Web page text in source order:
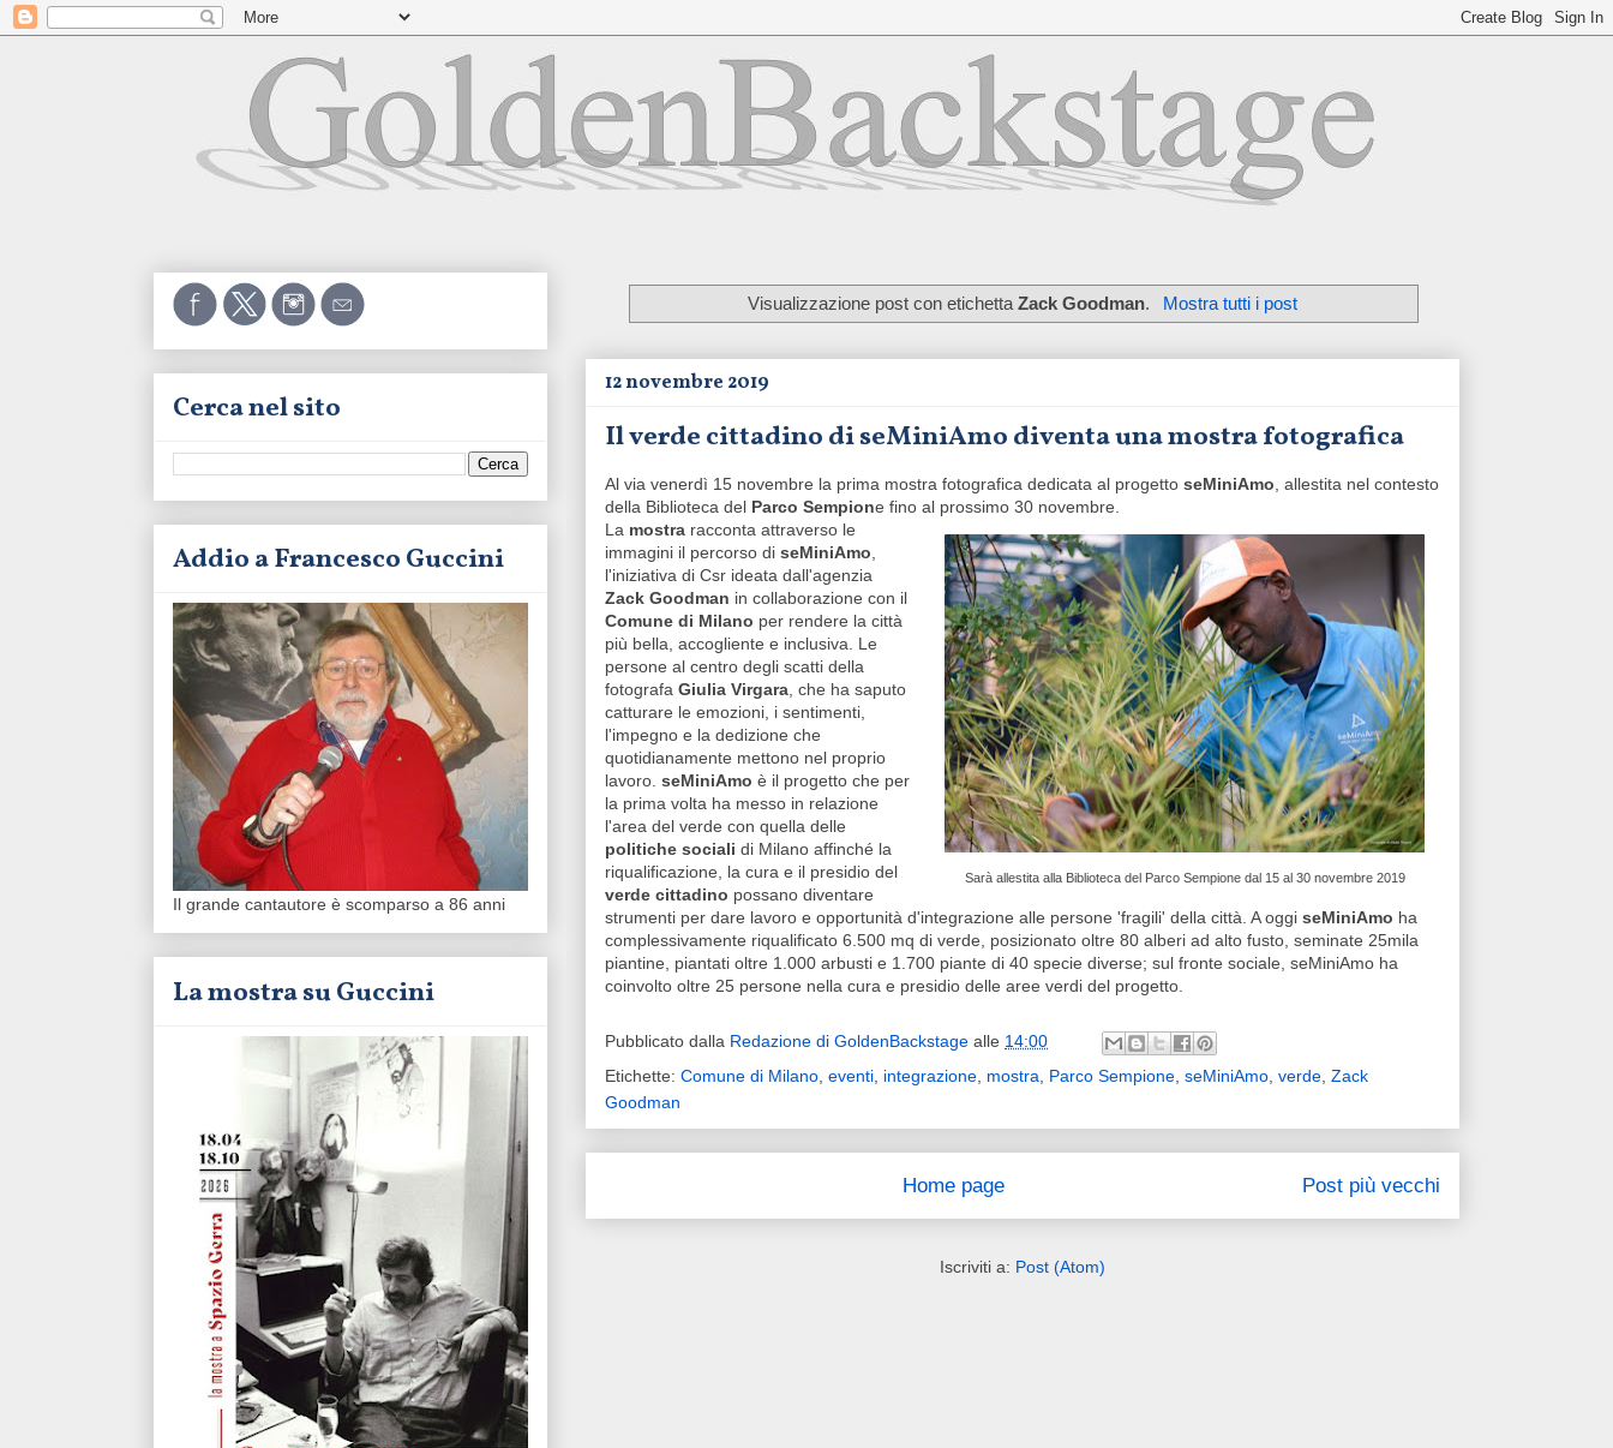
Visualizzazione post con etichettaZack Goodman. Mostra tutti i post
12 novembre 2019
Il verde cittadino di seMiniAmo diventa una mostra fotografica
Al via venerdì 15 novembre la prima mostra fotografica dedicata al progetto seMiniAmo, allestita nel contesto
della Biblioteca del Parco Sempione fino al prossimo 30 novembre.
Sarà allestita alla Biblioteca del Parco Sempione dal 15 al 30 novembre 2019
La mostra racconta attraverso le
immagini il percorso di seMiniAmo,
l'iniziativa di Csr ideata dall'agenzia
Zack Goodman in collaborazione con il
Comune di Milano per rendere la città
più bella, accogliente e inclusiva. Le
persone al centro degli scatti della
fotografa Giulia Virgara, che ha saputo
catturare le emozioni, i sentimenti,
l'impegno e la dedizione che
quotidianamente mettono nel proprio
lavoro. seMiniAmo è il progetto che per
la prima volta ha messo in relazione
l'area del verde con quella delle
politiche sociali di Milano affinché la
riqualificazione, la cura e il presidio del
verde cittadino possano diventare
strumenti per dare lavoro e opportunità d'integrazione alle persone 'fragili' della città. A oggi seMiniAmo ha
complessivamente riqualificato 6.500 mq di verde, posizionato oltre 80 alberi ad alto fusto, seminate 25mila
piantine, piantati oltre 1.000 arbusti e 1.700 piante di 40 specie diverse; sul fronte sociale, seMiniAmo ha
coinvolto oltre 25 persone nella cura e presidio delle aree verdi del progetto.
Pubblicato dalla Redazione di GoldenBackstage alle 14:00
Etichette: Comune di Milano, eventi, integrazione, mostra, Parco Sempione, seMiniAmo, verde, Zack
Goodman
Post più vecchi
Home page
Iscriviti a: Post (Atom)
Cerca nel sito
Addio a Francesco Guccini
Il grande cantautore è scomparso a 86 anni
La mostra su Guccini